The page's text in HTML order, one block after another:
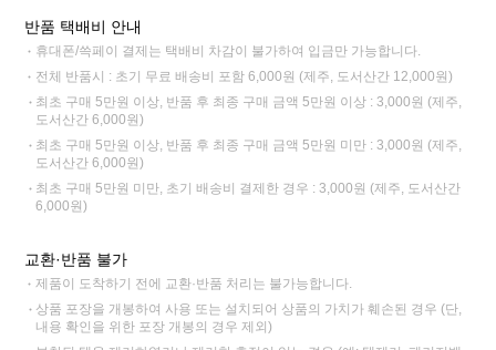
반품 택배비 안내
휴대폰/쓱페이 결제는 택배비 차감이 불가하여 입금만 가능합니다.
전체 반품시 : 초기 무료 배송비 포함 6,000원 (제주, 도서산간 12,000원)
최초 구매 5만원 이상, 반품 후 최종 구매 금액 5만원 이상 : 3,000원 (제주,
도서산간 6,000원)
최초 구매 5만원 이상, 반품 후 최종 구매 금액 5만원 미만 : 3,000원 (제주,
도서산간 6,000원)
최초 구매 5만원 미만, 초기 배송비 결제한 경우 : 3,000원 (제주, 도서산간
6,000원)
교환·반품 불가
제품이 도착하기 전에 교환·반품 처리는 불가능합니다.
상품 포장을 개봉하여 사용 또는 설치되어 상품의 가치가 훼손된 경우 (단,
내용 확인을 위한 포장 개봉의 경우 제외)